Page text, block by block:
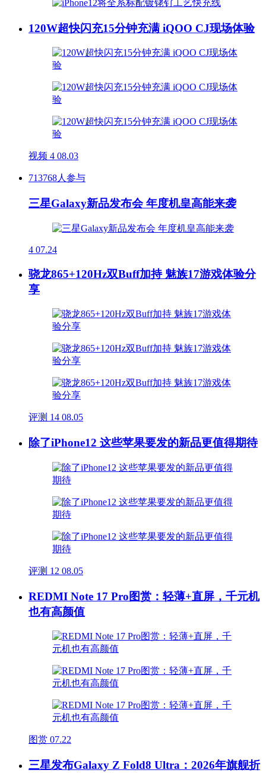
120W超快闪充15分钟充满 iQOO CJ现场体验
视频 4 08.03
713768人参与
三星Galaxy新品发布会 年度机皇高能来袭
4 07.24
骁龙865+120Hz双Buff加持 魅族17游戏体验分
享
评测 14 08.05
除了iPhone12 这些苹果要发的新品更值得期待
评测 12 08.05
REDMI Note 17 Pro图赏：轻薄+直屏，千元机
也有高颜值
图赏 07.22
三星发布Galaxy Z Fold8 Ultra：2026年旗舰折